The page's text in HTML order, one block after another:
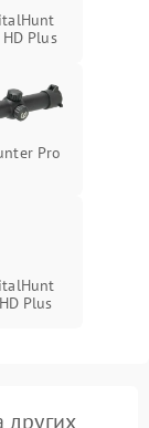
Подробнее →
Plus
Pro
Plus
других